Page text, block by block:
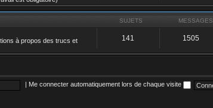
SUJETS MESSAGES
à propos des trucs et
141 1505
Me connecter automatiquement lors de chaque visite